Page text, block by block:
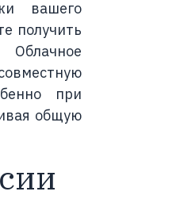
вашего
получить
при
общую